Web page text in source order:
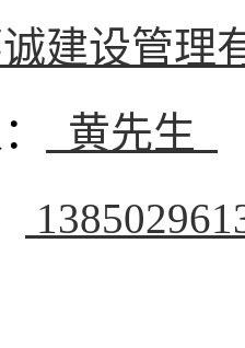
建设管理
黄先生